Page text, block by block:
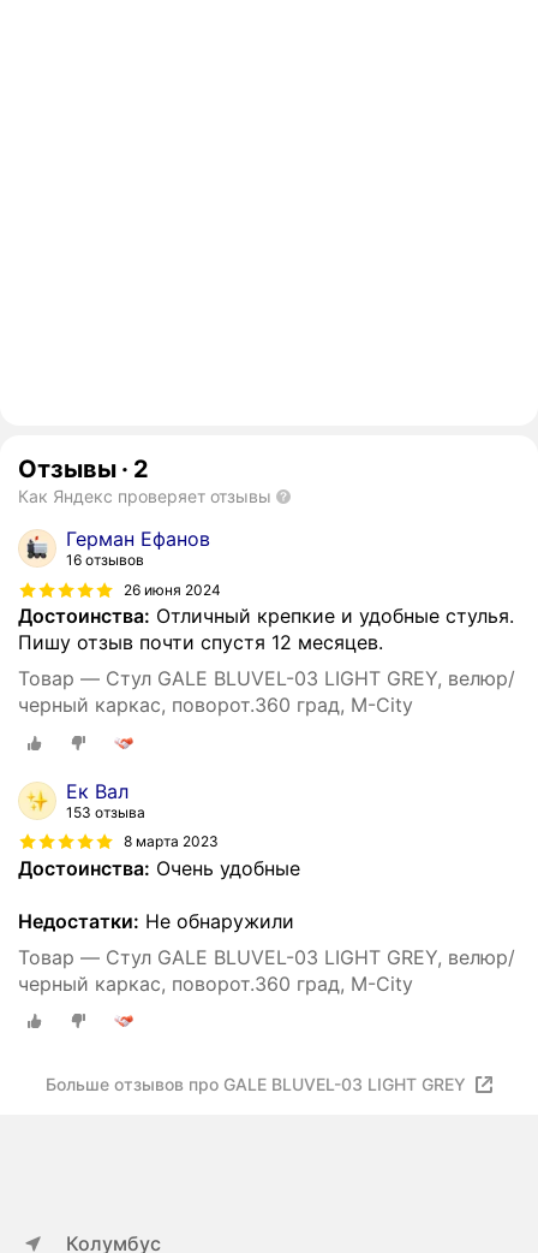
Отзывы · 2
Как Яндекс проверяет отзывы
Герман Ефанов
16 отзывов
26 июня 2024
Достоинства: Отличный крепкие и удобные стулья.
Пишу отзыв почти спустя 12 месяцев.
Товар — Стул GALE BLUVEL-03 LIGHT GREY, велюр/
черный каркас, поворот.360 град, М-City
Ек Вал
153 отзыва
8 марта 2023
Достоинства: Очень удобные
Недостатки: Не обнаружили
Товар — Стул GALE BLUVEL-03 LIGHT GREY, велюр/
черный каркас, поворот.360 град, М-City
Больше отзывов про GALE BLUVEL-03 LIGHT GREY
Колумбус